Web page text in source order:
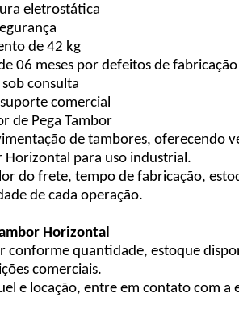
eletrostática
de 42 kg
06 meses por defeitos de fabricação
consulta
comercial
de Pega Tambor
de tambores, oferecendo
Horizontal para uso industrial.
do frete, tempo de fabricação,
de cada operação.
Horizontal
conforme quantidade, estoque
comerciais.
e locação, entre em contato com a